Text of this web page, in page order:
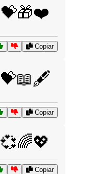
💝🎁❤️
Copiar
💝📖🖋️
Copiar
💞🌈💖
Copiar